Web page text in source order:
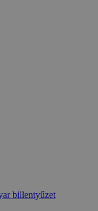
billentyűzet